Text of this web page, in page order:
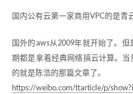
国内公有云第一家商用VPC的是青
国外的aws从2009年就开始了。
期都是拿着经典网络搞云计算。
的就是陈浩的那篇文章了。
https://weibo.com/ttarticle/p/